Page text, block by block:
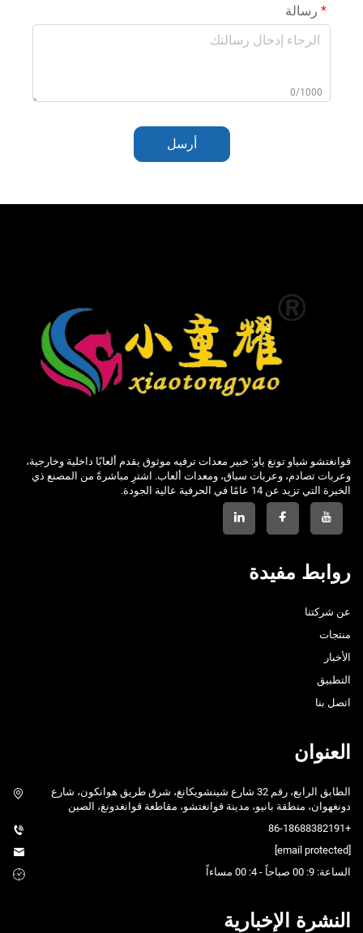
رسالة
0/1000
أرسل
قوانغتشو شياو تونغ ياو: خبير معدات ترفيه موثوق يقدم ألعابًا داخلية وخارجية،
وعربات تصادم، وعربات سباق، ومعدات ألعاب. اشترِ مباشرةً من المصنع ذي
الخبرة التي تزيد عن 14 عامًا في الحرفية عالية الجودة.
روابط مفيدة
عن شركتنا
منتجات
الأخبار
التطبيق
اتصل بنا
العنوان
الطابق الرابع، رقم 32 شارع شينشويكانغ، شرق طريق هوانكون، شارع
دونغهوان، منطقة بانيو، مدينة قوانغتشو، مقاطعة قوانغدونغ، الصين
+86-18688382191
الساعة: 9: 00 صباحاً - 4: 00 مساءاً
النشرة الإخبارية